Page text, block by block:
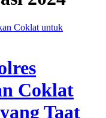
Coklat untuk
Coklat
Taat